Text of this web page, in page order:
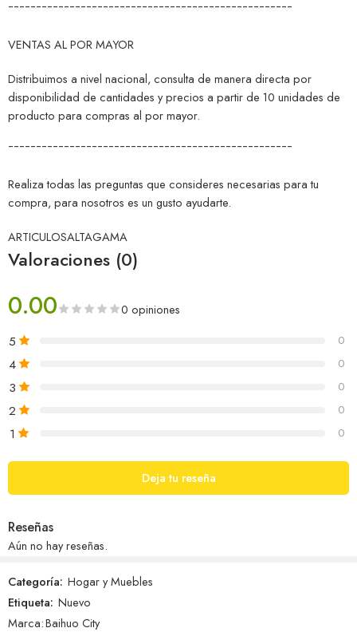
¯¯¯¯¯¯¯¯¯¯¯¯¯¯¯¯¯¯¯¯¯¯¯¯¯¯¯¯¯¯¯¯¯¯¯¯¯¯¯¯¯¯¯¯¯¯¯¯¯¯¯
VENTAS AL POR MAYOR
Distribuimos a nivel nacional, consulta de manera directa por
disponibilidad de cantidades y precios a partir de 10 unidades de
producto para compras al por mayor.
¯¯¯¯¯¯¯¯¯¯¯¯¯¯¯¯¯¯¯¯¯¯¯¯¯¯¯¯¯¯¯¯¯¯¯¯¯¯¯¯¯¯¯¯¯¯¯¯¯¯¯
Realiza todas las preguntas que consideres necesarias para tu
compra, para nosotros es un gusto ayudarte.
ARTICULOSALTAGAMA
Valoraciones (0)
0.00 0 opiniones
5 0
4 0
3 0
2 0
1 0
Deja tu reseña
Reseñas
Aún no hay reseñas.
Categoría: Hogar y Muebles
Etiqueta: Nuevo
Marca:Baihuo City